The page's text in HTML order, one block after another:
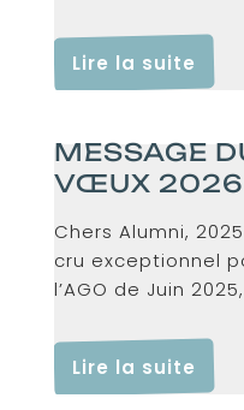
Lire la suite
MESSAGE
VŒUX 2026
Chers Alumni,
cru exceptionnel
l’AGO de Juin
Lire la suite